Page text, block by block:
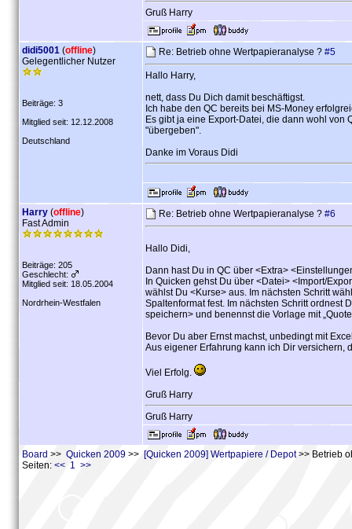
Gruß Harry
didi5001 (offline)
Gelegentlicher Nutzer
Beiträge: 3
Mitglied seit: 12.12.2008
Deutschland
Re: Betrieb ohne Wertpapieranalyse ? #5
Hallo Harry,
nett, dass Du Dich damit beschäftigst.
Ich habe den QC bereits bei MS-Money
Es gibt ja eine Export-Datei, die dann wohl
"übergeben".
Danke im Voraus Didi
Harry (offline)
Fast Admin
Beiträge: 205
Geschlecht:
Mitglied seit: 18.05.2004
Nordrhein-Westfalen
Re: Betrieb ohne Wertpapieranalyse ? #6
Hallo Didi,
Dann hast Du in QC über <Extra>
In Quicken gehst Du über <Datei> <Import/
wählst Du <Kurse> aus. Im nächsten Schritt
Spaltenformat fest. Im nächsten Schritt ordnest
speichern> und benennst die Vorlage mit
Bevor Du aber Ernst machst, unbedingt mit
Aus eigener Erfahrung kann ich Dir versichern,
Viel Erfolg.
Gruß Harry
Gruß Harry
Board >> Quicken 2009 >> [Quicken 2009] Wertpapiere / Depot>> Betrieb
Seiten: << 1 >>